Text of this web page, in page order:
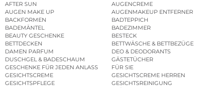
AFTER SUN
AUGENCREME
AUGEN MAKE UP
AUGENMAKEUP ENTFERNER
BACKFORMEN
BADTEPPICH
BADEMÄNTEL
BADEZIMMER
BEAUTY GESCHENKE
BESTECK
BETTDECKEN
BETTWÄSCHE & BETTBEZÜGE
DAMEN PARFUM
DEO & DEODORANTS
DUSCHGEL & BADESCHAUM
GÄSTETÜCHER
GESCHENKE FÜR JEDEN ANLASS
FÜR SIE
GESICHTSCREME
GESICHTSCREME HERREN
GESICHTSPFLEGE
GESICHTSREINIGUNG